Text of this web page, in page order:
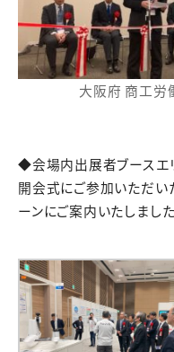
大阪府 商工労
◆会場内出展者ブースエ
開会式にご参加いただい
ーンにご案内いたしました